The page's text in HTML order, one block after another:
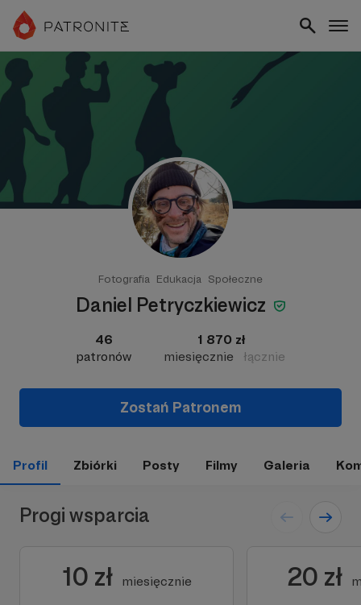
Fotografia Edukacja Społeczne
Daniel Petryczkiewicz
46
patronów
1 870 zł
miesięcznie
łącznie
Zostań Patronem
Profil Zbiórki Posty Filmy Galeria
Progi wsparcia
10 zł miesięcznie 20 zł